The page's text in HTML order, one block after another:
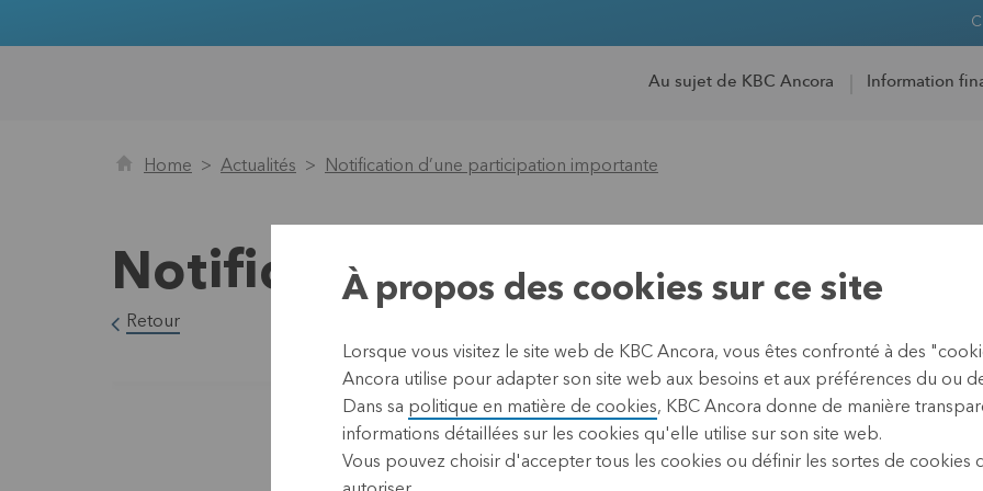
Au sujet de KBC Ancora Information
Home Actualités Notification d’une participation importante
Notification d’une participation
Retour
02 juillet 2013
Leuven, 2 juillet 2013
Conformément aux
À propos des cookies sur ce site
Lorsque vous visitez le site web de KBC Ancora, vous êtes confronté à des
Ancora utilise pour adapter son site web aux besoins et aux préférences du ou
Dans sa politique en matière de cookies, KBC Ancora donne de manière
informations détaillées sur les cookies qu'elle utilise sur son site web.
Vous pouvez choisir d'accepter tous les cookies ou définir les sortes de cookies